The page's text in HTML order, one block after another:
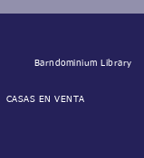
Barndominium Library
CASAS EN VENTA